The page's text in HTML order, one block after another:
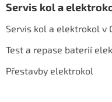
pServis kol a
Servis kol a elektrokol v
Test a repase baterií
Přestavby elektrokol